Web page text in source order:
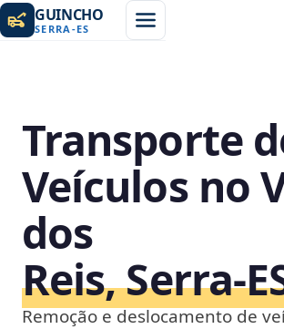
GUINCHO
SERRA -ES
Transporte
Veículos no
dos
Reis,
Remoção e deslocamento de